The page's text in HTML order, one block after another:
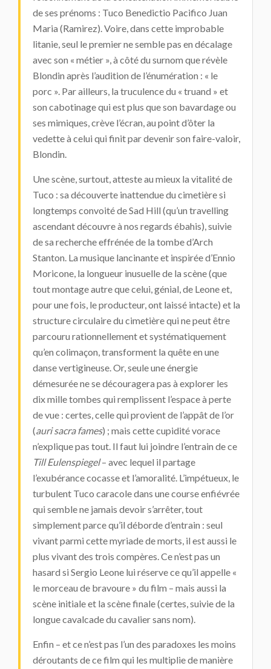
de ses prénoms : Tuco Benedictio Pacifico Juan
Maria (Ramirez). Voire, dans cette improbable
litanie, seul le premier ne semble pas en décalage
avec son « métier », à côté du surnom que révèle
Blondin après l’audition de l’énumération : « le
porc ». Par ailleurs, la truculence du « truand » et
son cabotinage qui est plus que son bavardage ou
ses mimiques, crève l’écran, au point d’ôter la
vedette à celui qui finit par devenir son faire-valoir,
Blondin.
Une scène, surtout, atteste au mieux la vitalité de
Tuco : sa découverte inattendue du cimetière si
longtemps convoité de Sad Hill (qu’un travelling
ascendant découvre à nos regards ébahis), suivie
de sa recherche effrénée de la tombe d’Arch
Stanton. La musique lancinante et inspirée d’Ennio
Moricone, la longueur inusuelle de la scène (que
tout montage autre que celui, génial, de Leone et,
pour une fois, le producteur, ont laissé intacte) et la
structure circulaire du cimetière qui ne peut être
parcouru rationnellement et systématiquement
qu’en colimaçon, transforment la quête en une
danse vertigineuse. Or, seule une énergie
démesurée ne se découragera pas à explorer les
dix mille tombes qui remplissent l’espace à perte
de vue : certes, celle qui provient de l’appât de l’or
(auri sacra fames) ; mais cette cupidité vorace
n’explique pas tout. Il faut lui joindre l’entrain de ce
Till Eulenspiegel– avec lequel il partage
l’exubérance cocasse et l’amoralité. L’impétueux, le
turbulent Tuco caracole dans une course enfiévrée
qui semble ne jamais devoir s’arrêter, tout
simplement parce qu’il déborde d’entrain : seul
vivant parmi cette myriade de morts, il est aussi le
plus vivant des trois compères. Ce n’est pas un
hasard si Sergio Leone lui réserve ce qu’il appelle «
le morceau de bravoure » du film – mais aussi la
scène initiale et la scène finale (certes, suivie de la
longue cavalcade du cavalier sans nom).
Enfin – et ce n’est pas l’un des paradoxes les moins
déroutants de ce film qui les multiplie de manière